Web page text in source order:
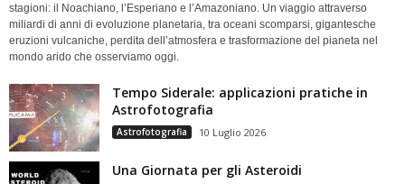
stagioni: il Noachiano, l’Esperiano e l’Amazoniano. Un viaggio attraverso
miliardi di anni di evoluzione planetaria, tra oceani scomparsi, gigantesche
eruzioni vulcaniche, perdita dell’atmosfera e trasformazione del pianeta nel
mondo arido che osserviamo oggi.
Tempo Siderale: applicazioni pratiche in
Astrofotografia
Astrofotografia 10 Luglio 2026
Una Giornata per gli Asteroidi